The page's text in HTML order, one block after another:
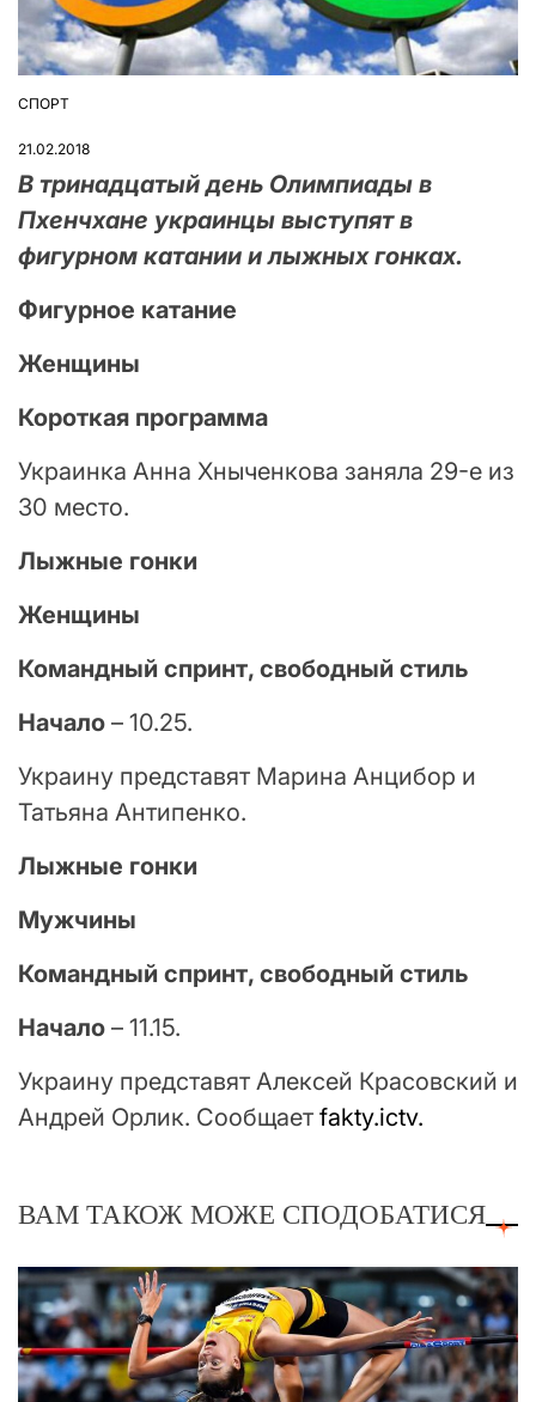
ОПУБЛІКУВАТИ
СПОРТ
21.02.2018
В тринадцатый день Олимпиады в
Пхенчхане украинцы выступят в
фигурном катании и лыжных гонках.
Фигурное катание
Женщины
Короткая программа
Украинка Анна Хныченкова заняла 29-е из
30 место.
Лыжные гонки
Женщины
Командный спринт, свободный стиль
Начало – 10.25.
Украину представят Марина Анцибор и
Татьяна Антипенко.
Лыжные гонки
Мужчины
Командный спринт, свободный стиль
Начало – 11.15.
Украину представят Алексей Красовский и
Андрей Орлик. Сообщает fakty.ictv.
ВАМ ТАКОЖ МОЖЕ СПОДОБАТИСЯ